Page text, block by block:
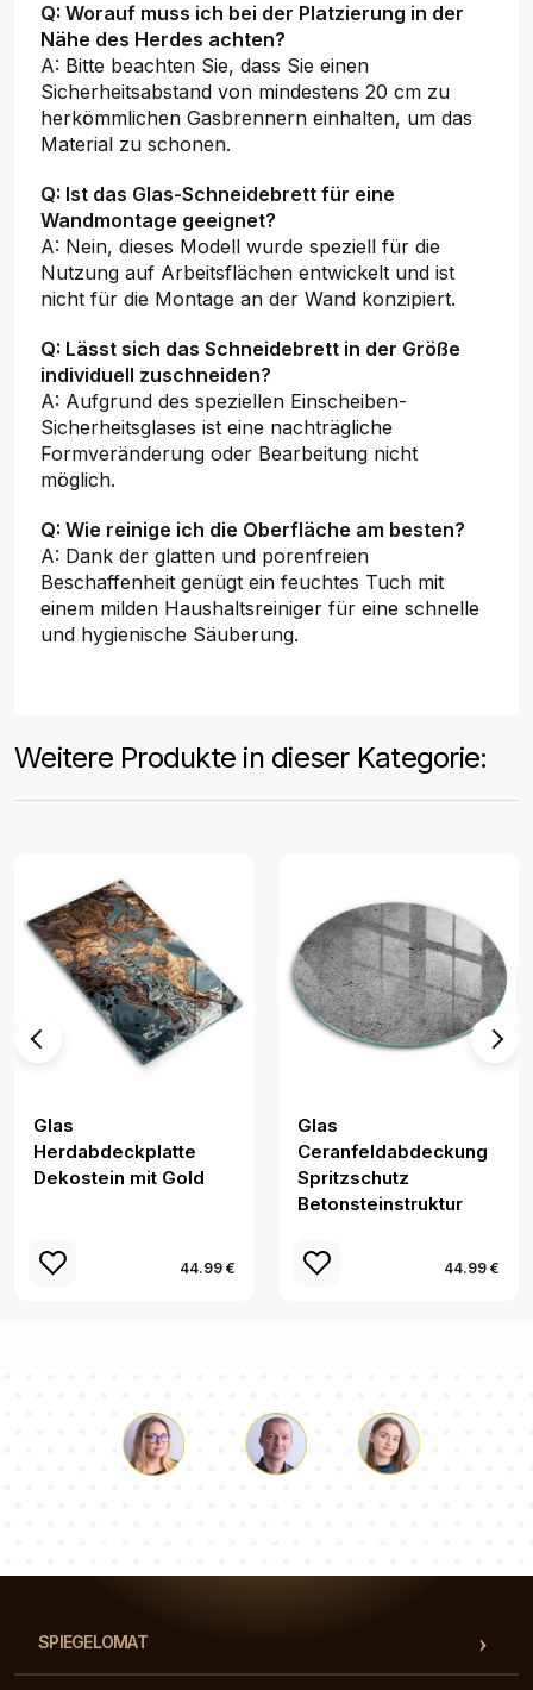
Q: Worauf muss ich bei der Platzierung in der
Nähe des Herdes achten?
A: Bitte beachten Sie, dass Sie einen
Sicherheitsabstand von mindestens 20 cm zu
herkömmlichen Gasbrennern einhalten, um das
Material zu schonen.
Q: Ist das Glas-Schneidebrett für eine
Wandmontage geeignet?
A: Nein, dieses Modell wurde speziell für die
Nutzung auf Arbeitsflächen entwickelt und ist
nicht für die Montage an der Wand konzipiert.
Q: Lässt sich das Schneidebrett in der Größe
individuell zuschneiden?
A: Aufgrund des speziellen Einscheiben-
Sicherheitsglases ist eine nachträgliche
Formveränderung oder Bearbeitung nicht
möglich.
Q: Wie reinige ich die Oberfläche am besten?
A: Dank der glatten und porenfreien
Beschaffenheit genügt ein feuchtes Tuch mit
einem milden Haushaltsreiniger für eine schnelle
und hygienische Säuberung.
Weitere Produkte in dieser Kategorie:
Glas
Herdabdeckplatte
Dekostein mit Gold
44.99 €
Glas
Ceranfeldabdeckung
Spritzschutz
Betonsteinstruktur
44.99 €
SPIEGELOMAT